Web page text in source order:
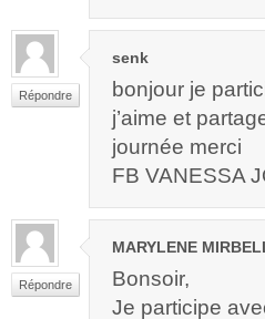
Répondre
senk
bonjour je
j’aime et
journée merci
FB VANESSA
Répondre
MARYLENE
Bonsoir,
Je participe